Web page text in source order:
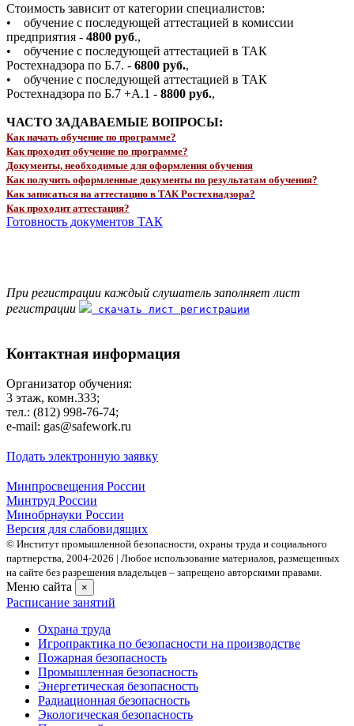
Стоимость зависит от категории специалистов:
• обучение с последующей аттестацией в комиссии
предприятия - 4800 руб.,
• обучение с последующей аттестацией в ТАК
Ростехнадзора по Б.7. - 6800 руб.,
• обучение с последующей аттестацией в ТАК
Ростехнадзора по Б.7 +А.1 - 8800 руб.,
ЧАСТО ЗАДАВАЕМЫЕ ВОПРОСЫ:
Как начать обучение по программе?
Как проходит обучение по программе?
Документы, необходимые для оформления обучения
Как получить оформленные документы по результатам обучения?
Как записаться на аттестацию в ТАК Ростехнадзора?
Как проходит аттестация?
Готовность документов ТАК
При регистрации каждый слушатель заполняет лист
регистрации
скачать лист регистрации
Контактная информация
Организатор обучения:
3 этаж, комн.333;
тел.: (812) 998-76-74;
e-mail: gas@safework.ru
Подать электронную заявку
Минпросвещения России
Минтруд России
Минобрнауки России
Версия для слабовидящих
© Институт промышленной безопасности, охраны труда и социального
партнерства, 2004- 2026 | Любое использование материалов, размещенных
на сайте без разрешения владельцев – запрещено авторскими правами.
Меню сайта ×
Расписание занятий
Охрана труда
Игропрактика по безопасности на производстве
Пожарная безопасность
Промышленная безопасность
Энергетическая безопасность
Радиационная безопасность
Экологическая безопасность